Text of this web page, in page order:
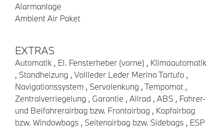
Alarmanlage
Ambient Air Paket
EXTRAS
Automatik , El. Fensterheber (vorne) , Klimaautomatik
, Standheizung , Vollleder Leder Merino Tartufo ,
Navigationssystem , Servolenkung , Tempomat ,
Zentralverriegelung , Garantie , Allrad , ABS , Fahrer-
und Beifahrerairbag bzw. Frontairbag , Kopfairbag
bzw. Windowbags , Seitenairbag bzw. Sidebags , ESP